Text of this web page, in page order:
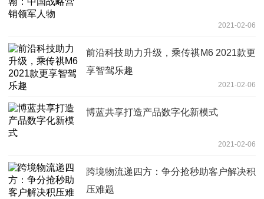
2021-02-06
前沿科技助力升级，乘传祺M6 2021款更
享智驾乐趣
2021-02-06
博蓝共享打造产品数字化新模式
2021-02-06
跨境物流递四方：争分抢秒助客户解决积
压难题